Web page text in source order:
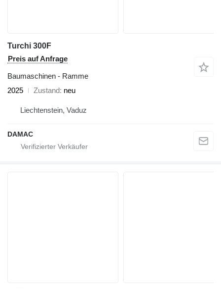
Turchi 300F
Preis auf Anfrage
Baumaschinen - Ramme
2025
Zustand neu
Liechtenstein, Vaduz
DAMAC